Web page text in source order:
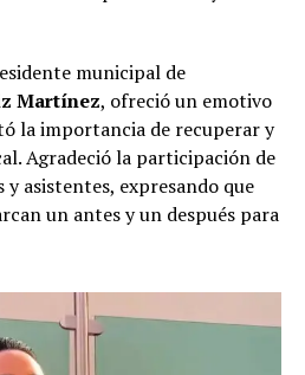
municipal de
Martínez, ofreció un emotivo
la importancia de recuperar y
Agradeció la participación de
y asistentes, expresando que
un antes y un después para